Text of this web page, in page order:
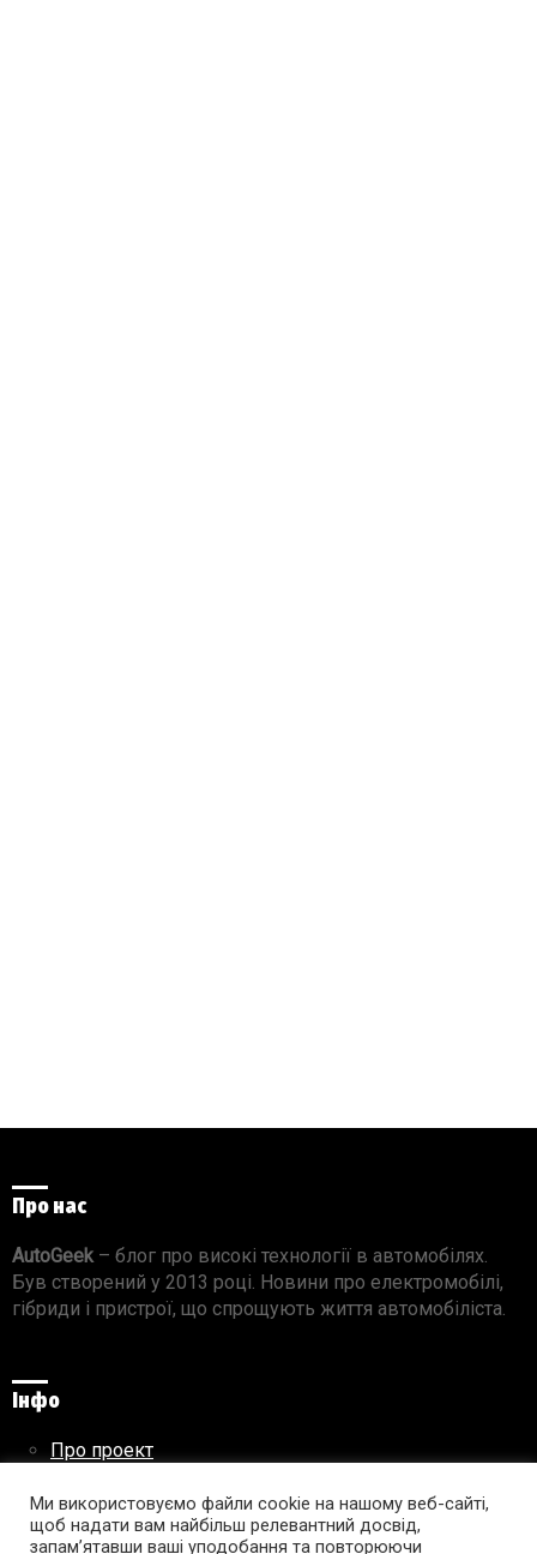
Про нас
AutoGeek– блог про високі технології в автомобілях.
Був створений у 2013 році. Новини про електромобілі,
гібриди і пристрої, що спрощують життя автомобіліста.
Інфо
Про проект
Правила використання матеріалів
Ми використовуємо файли cookie на нашому веб-сайті,
щоб надати вам найбільш релевантний досвід,
запам’ятавши ваші уподобання та повторюючи